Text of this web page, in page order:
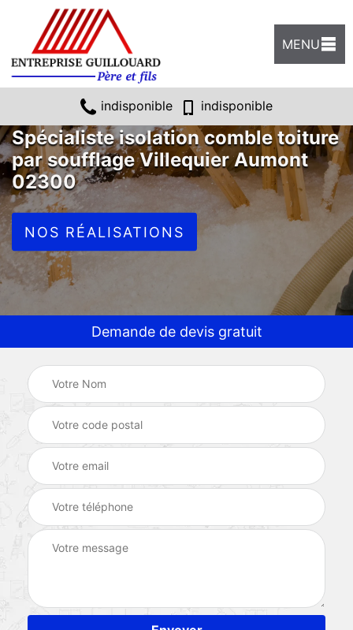
MENU
indisponible indisponible
Spécialiste isolation comble toiture
par soufflage Villequier Aumont
02300
NOS RÉALISATIONS
Demande de devis gratuit